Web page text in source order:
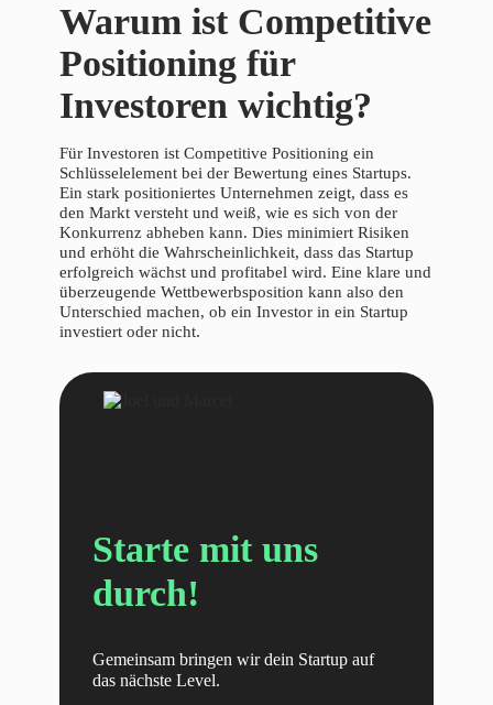
Warum ist Competitive
Positioning für
Investoren wichtig?
Für Investoren ist Competitive Positioning ein
Schlüsselelement bei der Bewertung eines Startups.
Ein stark positioniertes Unternehmen zeigt, dass es
den Markt versteht und weiß, wie es sich von der
Konkurrenz abheben kann. Dies minimiert Risiken
und erhöht die Wahrscheinlichkeit, dass das Startup
erfolgreich wächst und profitabel wird. Eine klare und
überzeugende Wettbewerbsposition kann also den
Unterschied machen, ob ein Investor in ein Startup
investiert oder nicht.
Starte mit uns
durch!
Gemeinsam bringen wir dein Startup auf
das nächste Level.